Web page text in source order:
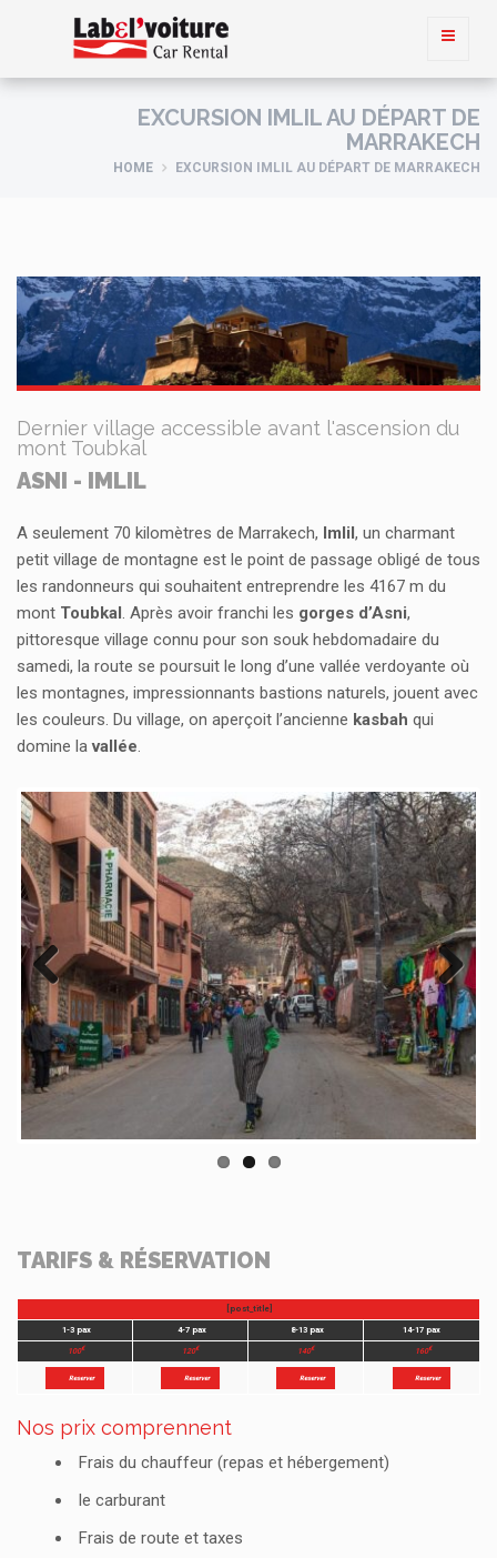
EXCURSION IMLIL AU DÉPART DE
MARRAKECH
HOME EXCURSION IMLIL AU DÉPART DE MARRAKECH
Dernier village accessible avant l'ascension du
mont Toubkal
ASNI - IMLIL
A seulement 70 kilomètres de Marrakech, Imlil , un charmant
petit village de montagne est le point de passage obligé de tous
les randonneurs qui souhaitent entreprendre les 4167 m du
mont Toubkal . Après avoir franchi les gorges d’Asni,
pittoresque village connu pour son souk hebdomadaire du
samedi, la route se poursuit le long d’une vallée verdoyante où
les montagnes, impressionnants bastions naturels, jouent avec
les couleurs. Du village, on aperçoit l’ancienne kasbah qui
domine lavallée.
Previous Next
TARIFS & RÉSERVATION
Nos prix comprennent
Frais du chauffeur (repas et hébergement)
le carburant
Frais de route et taxes